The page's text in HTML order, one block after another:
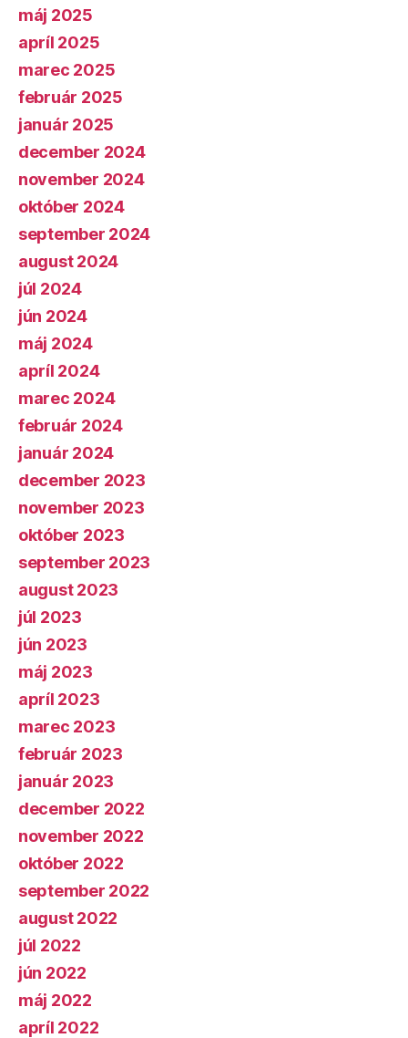
máj 2025
apríl 2025
marec 2025
február 2025
január 2025
december 2024
november 2024
október 2024
september 2024
august 2024
júl 2024
jún 2024
máj 2024
apríl 2024
marec 2024
február 2024
január 2024
december 2023
november 2023
október 2023
september 2023
august 2023
júl 2023
jún 2023
máj 2023
apríl 2023
marec 2023
február 2023
január 2023
december 2022
november 2022
október 2022
september 2022
august 2022
júl 2022
jún 2022
máj 2022
apríl 2022